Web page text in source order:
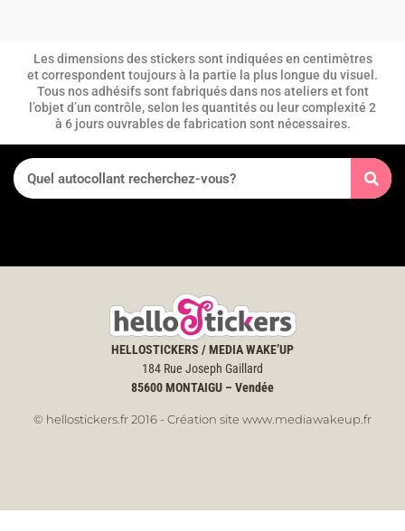
Les dimensions des stickers sont indiquées en centimètres
et correspondent toujours à la partie la plus longue du visuel.
Tous nos adhésifs sont fabriqués dans nos ateliers et font
l’objet d’un contrôle, selon les quantités ou leur complexité 2
à 6 jours ouvrables de fabrication sont nécessaires.
HELLOSTICKERS / MEDIA WAKE’UP
184 Rue Joseph Gaillard
85600MONTAIGU – Vendée
© hellostickers.fr 2016 - Création site www.mediawakeup.fr